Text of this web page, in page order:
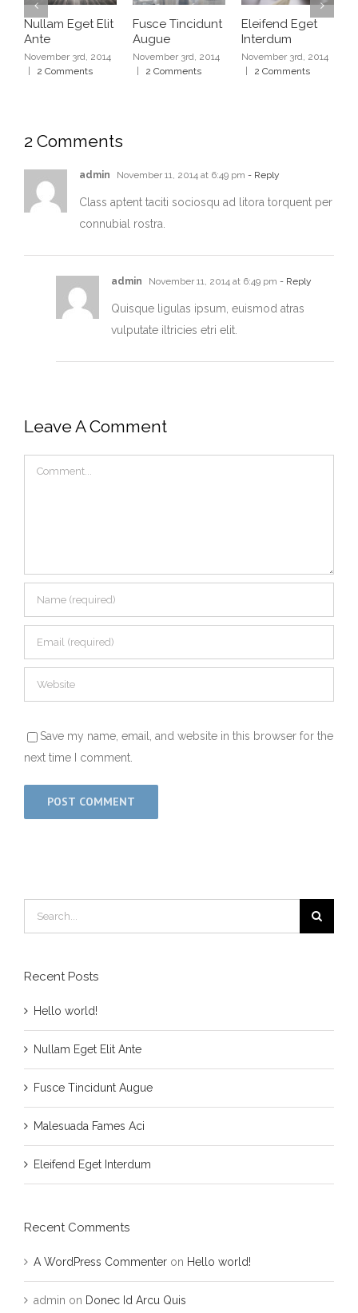
Nullam Eget Elit
Ante
November 3rd, 2014
|
2 Comments
Fusce Tincidunt
Augue
November 3rd, 2014
|
2 Comments
Eleifend Eget
Interdum
November 3rd, 2014
|
2 Comments
2 Comments
admin November 11, 2014 at 6:49 pm - Reply
Class aptent taciti sociosqu ad litora torquent per
connubial rostra.
admin November 11, 2014 at 6:49 pm - Reply
Quisque ligulas ipsum, euismod atras
vulputate iltricies etri elit.
Leave A Comment
Save my name, email, and website in this browser for the
next time I comment.
for:
Recent Posts
Hello world!
Nullam Eget Elit Ante
Fusce Tincidunt Augue
Malesuada Fames Aci
Eleifend Eget Interdum
Recent Comments
A WordPress Commenter on Hello world!
admin on Donec Id Arcu Quis